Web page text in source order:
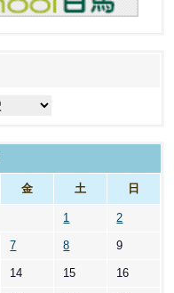
金 土 日
1 2
7 8 9
14 15 16